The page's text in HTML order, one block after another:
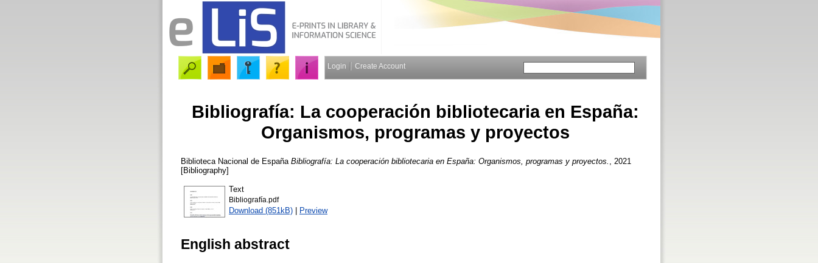
Login Create Account
Bibliografía: La cooperación bibliotecaria en España:
Organismos, programas y proyectos
Biblioteca Nacional de España Bibliografía: La cooperación bibliotecaria en España: Organismos, programas y proyectos.
, 2021
[Bibliography]
Text
Bibliografía.pdf
Download (851kB) | Preview
English abstract